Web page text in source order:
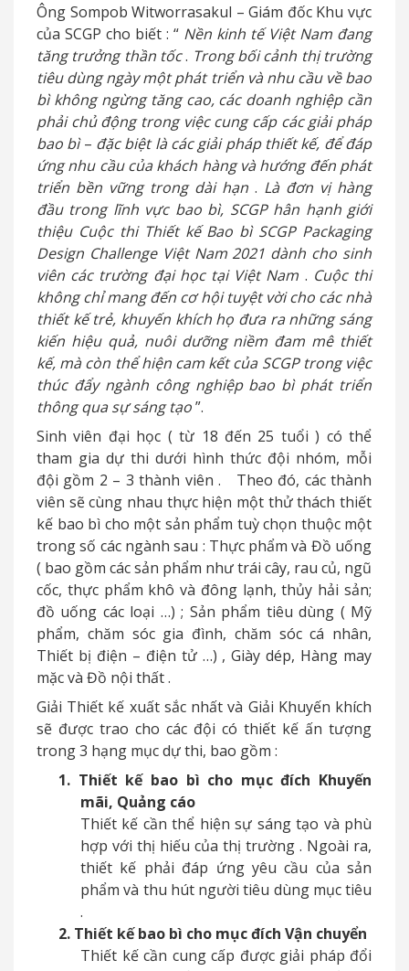
Ông Sompob Witworrasakul –Giám đốc Khu vực
của SCGP cho biết : “ Nền kinh tế Việt Nam đang
tăng trưởng thần tốc. Trong bối cảnh thị trường
tiêu dùng ngày một phát triển và nhu cầu về bao
bì không ngừng tăng cao, các doanh nghiệp cần
phải chủ động trong việc cung cấp các giải pháp
bao bì– đặc biệt là các giải pháp thiết kế, để đáp
ứng nhu cầu của khách hàng và hướng đến phát
triển bền vững trong dài hạn . Là đơn vị hàng
đầu trong lĩnh vực bao bì, SCGP hân hạnh giới
thiệu Cuộc thi Thiết kế Bao bì SCGP Packaging
Design Challenge Việt Nam 2021 dành cho sinh
viên các trường đại học tại Việt Nam . Cuộc thi
không chỉ mang đến cơ hội tuyệt vời cho các nhà
thiết kế trẻ, khuyến khích họ đưa ra những sáng
kiến hiệu quả, nuôi dưỡng niềm đam mê thiết
kế, mà còn thể hiện cam kết của SCGP trong việc
thúc đẩy ngành công nghiệp bao bì phát triển
thông qua sự sáng tạo”.
Sinh viên đại học ( từ 18 đến 25 tuổi ) có thể
tham gia dự thi dưới hình thức đội nhóm, mỗi
đội gồm 2 – 3 thành viên .
Theo đó, các thành
viên sẽ cùng nhau thực hiện một thử thách thiết
kế bao bì cho một sản phẩm tuỳ chọn thuộc một
trong số các ngành sau : Thực phẩm và Đồ uống
( bao gồm các sản phẩm như trái cây, rau củ, ngũ
cốc, thực phẩm khô và đông lạnh, thủy hải sản;
đồ uống các loại …) ; Sản phẩm tiêu dùng ( Mỹ
phẩm, chăm sóc gia đình, chăm sóc cá nhân,
Thiết bị điện – điện tử …) , Giày dép, Hàng may
mặc và Đồ nội thất.
Giải Thiết kế xuất sắc nhất và Giải Khuyến khích
sẽ được trao cho các đội có thiết kế ấn tượng
trong 3 hạng mục dự thi, bao gồm :
1. Thiết kế bao bì cho mục đích Khuyến
mãi, Quảng cáo
Thiết kế cần thể hiện sự sáng tạo và phù
hợp với thị hiếu của thị trường . Ngoài ra,
thiết kế phải đáp ứng yêu cầu của sản
phẩm và thu hút người tiêu dùng mục tiêu
.
2. Thiết kế bao bì cho mục đích Vận chuyển
Thiết kế cần cung cấp được giải pháp đổi